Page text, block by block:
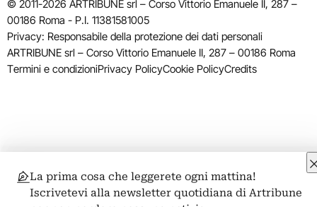
© 2011-2026 ARTRIBUNE srl – Corso Vittorio Emanuele II, 287 –
00186 Roma - P.I. 11381581005
Privacy: Responsabile della protezione dei dati personali
ARTRIBUNE srl – Corso Vittorio Emanuele II, 287 – 00186 Roma
Termini e condizioniPrivacy PolicyCookie PolicyCredits
La prima cosa che leggerete ogni mattina!
Iscrivetevi alla newsletter quotidiana di Artribune